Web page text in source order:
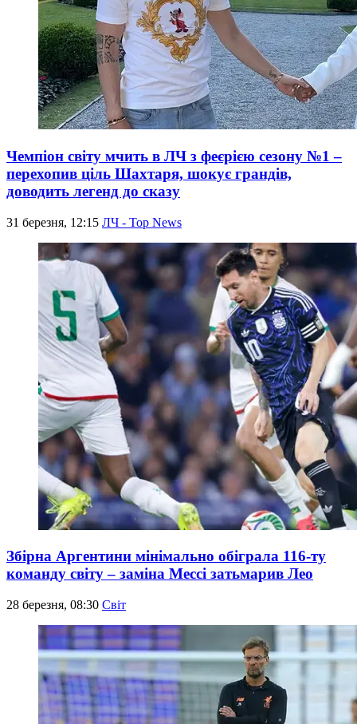
Чемпіон світу мчить в ЛЧ з феєрією сезону №1 –
перехопив ціль Шахтаря, шокує грандів,
доводить легенд до сказу
31 березня, 12:15 ЛЧ - Top News
Збірна Аргентини мінімально обіграла 116-ту
команду світу – заміна Мессі затьмарив Лео
28 березня, 08:30 Світ